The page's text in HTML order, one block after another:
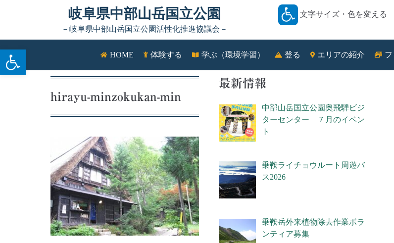
ツールバーを開く
岐阜県中部山岳国立公園
－岐阜県中部山岳国立公園活性化推進協議会－
文字サイズ・色を変える
HOME 体験する 学ぶ（環境学習） 登る エリアの紹介
hirayu-minzokukan-min
最新情報
中部山岳国立公園奥飛騨ビジ
ターセンター ７月のイベン
ト
乗鞍ライチョウルート周遊バ
ス2026
乗鞍岳外来植物除去作業ボラ
ンティア募集